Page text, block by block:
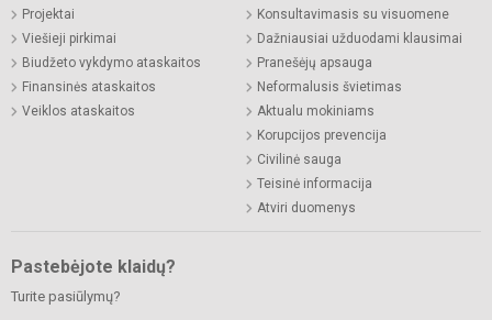
Projektai
Viešieji pirkimai
Biudžeto vykdymo ataskaitos
Finansinės ataskaitos
Veiklos ataskaitos
Konsultavimasis su visuomene
Dažniausiai užduodami klausimai
Pranešėjų apsauga
Neformalusis švietimas
Aktualu mokiniams
Korupcijos prevencija
Civilinė sauga
Teisinė informacija
Atviri duomenys
Pastebėjote klaidų?
Turite pasiūlymų?